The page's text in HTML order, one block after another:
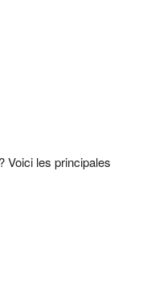
Voici les principales